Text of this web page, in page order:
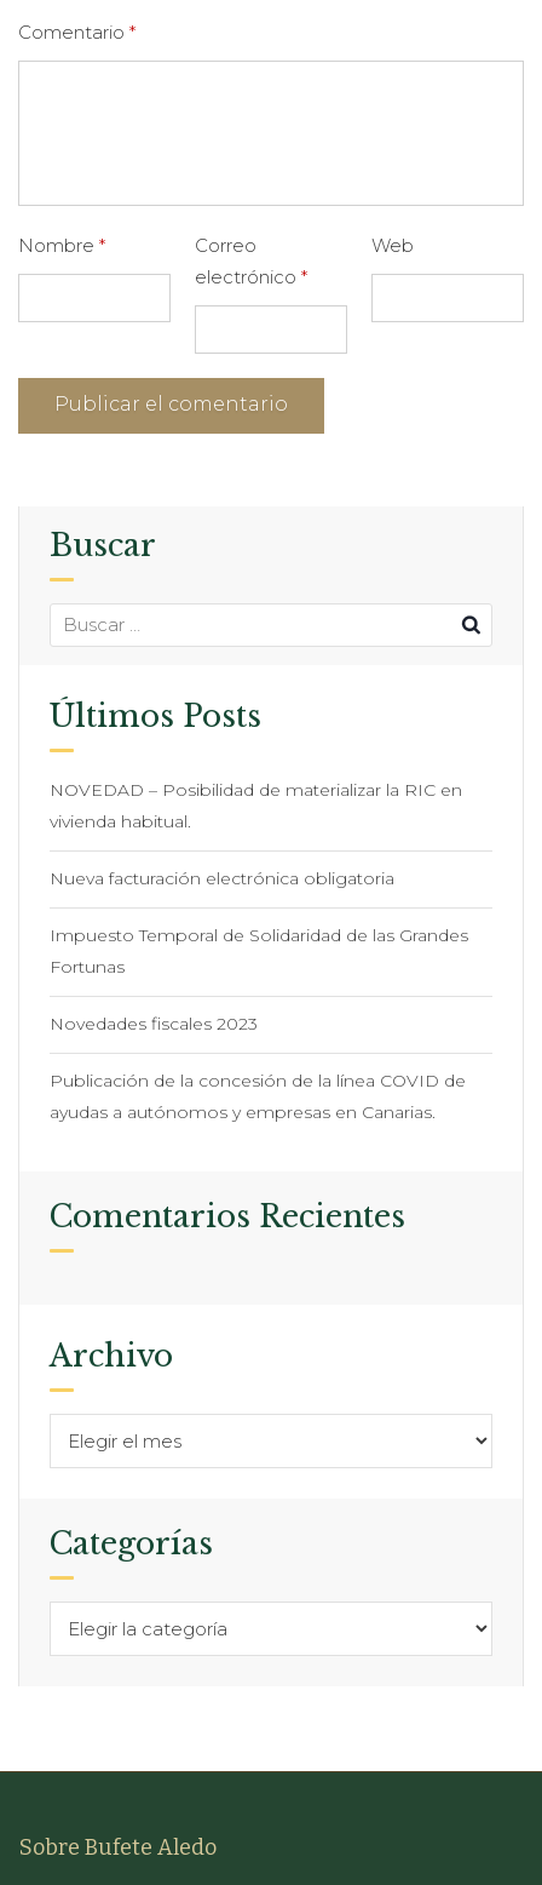
Comentario *
Nombre *
Correo
electrónico *
Web
Buscar
Últimos Posts
NOVEDAD – Posibilidad de materializar la RIC en
vivienda habitual.
Nueva facturación electrónica obligatoria
Impuesto Temporal de Solidaridad de las Grandes
Fortunas
Novedades fiscales 2023
Publicación de la concesión de la línea COVID de
ayudas a autónomos y empresas en Canarias.
Comentarios Recientes
Archivo
Categorías
Sobre Bufete Aledo